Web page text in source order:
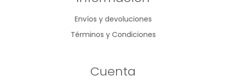
Envíos y devoluciones
Términos y Condiciones
Cuenta